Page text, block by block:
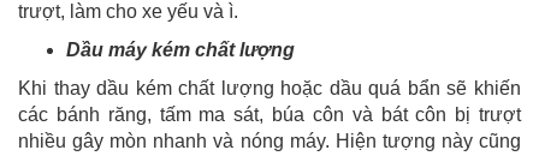
trượt, làm cho xe yếu và ì.
Dầu máy kém chất lượng
Khi thay dầu kém chất lượng hoặc dầu quá bẩn sẽ khiến
các bánh răng, tấm ma sát, búa côn và bát côn bị trượt
nhiều gây mòn nhanh và nóng máy. Hiện tượng này cũng